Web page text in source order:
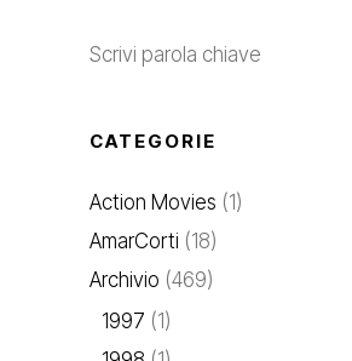
CATEGORIE
Action Movies (1)
AmarCorti (18)
Archivio (469)
1997 (1)